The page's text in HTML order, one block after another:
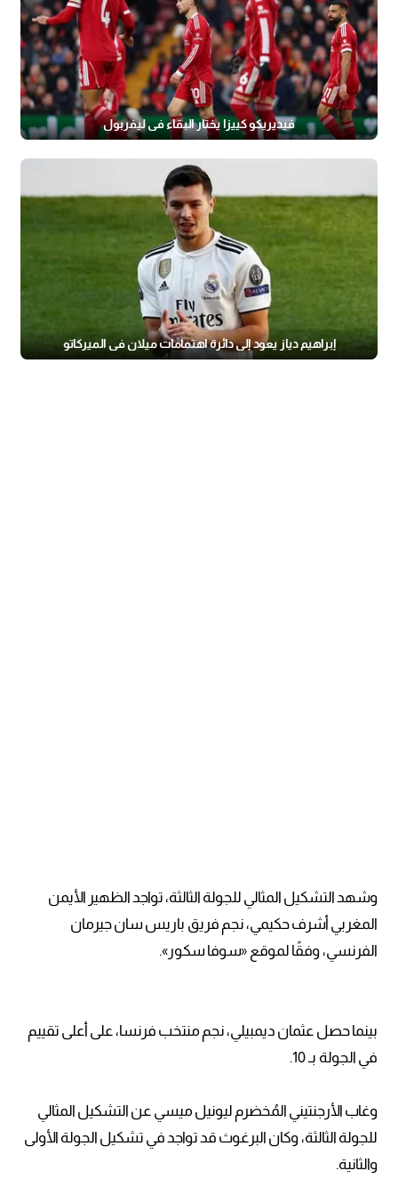
فيديريكو كييزا يختار البقاء في ليفربول
إبراهيم دياز يعود إلى دائرة اهتمامات ميلان في الميركاتو
وشهد التشكيل المثالي للجولة الثالثة، تواجد الظهير الأيمن
المغربي أشرف حكيمي، نجم فريق باريس سان جيرمان
الفرنسي، وفقًا لموقع «سوفا سكور».
بينما حصل عثمان ديمبيلي، نجم منتخب فرنسا، على أعلى تقييم
في الجولة بـ 10.
وغاب الأرجنتيني المُخضرم ليونيل ميسي عن التشكيل المثالي
للجولة الثالثة، وكان البرغوث قد تواجد في تشكيل الجولة الأولى
والثانية.